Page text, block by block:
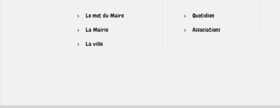
Le mot du Maire
La Mairie
La ville
Quotidien
Associations